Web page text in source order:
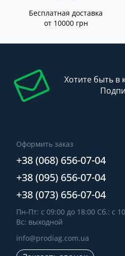
Бесплатная доставка
от 10000 грн
Хотите быть в
Оформить заказ
+38 (068) 656-07-04
+38 (095) 656-07-04
+38 (073) 656-07-04
Пн-Пт: с 09:00 до 18:00 Сб.: с
Вс: выходной
info@prodiag.com.ua